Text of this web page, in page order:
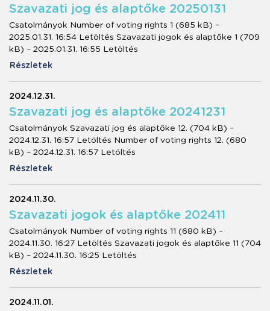
Szavazati jog és alaptőke 20250131
Csatolmányok Number of voting rights 1 (685 kB) –
2025.01.31. 16:54 Letöltés Szavazati jogok és alaptőke 1 (709
kB) – 2025.01.31. 16:55 Letöltés
Részletek
2024.12.31.
Szavazati jog és alaptőke 20241231
Csatolmányok Szavazati jog és alaptőke 12. (704 kB) –
2024.12.31. 16:57 Letöltés Number of voting rights 12. (680
kB) – 2024.12.31. 16:57 Letöltés
Részletek
2024.11.30.
Szavazati jogok és alaptőke 202411
Csatolmányok Number of voting rights 11 (680 kB) –
2024.11.30. 16:27 Letöltés Szavazati jogok és alaptőke 11 (704
kB) – 2024.11.30. 16:25 Letöltés
Részletek
2024.11.01.